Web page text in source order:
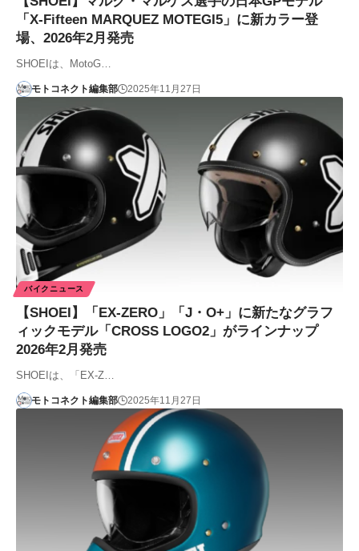
「X-Fifteen MARQUEZ MOTEGI5」に新カラー登
場、2026年2月発売
SHOEIは、MotoG…
モトコネクト編集部 2025年11月27日
バイクニュース
【SHOEI】「EX-ZERO」「J・O+」に新たなグラフ
ィックモデル「CROSS LOGO2」がラインナップ
2026年2月発売
SHOEIは、「EX-Z…
モトコネクト編集部 2025年11月27日